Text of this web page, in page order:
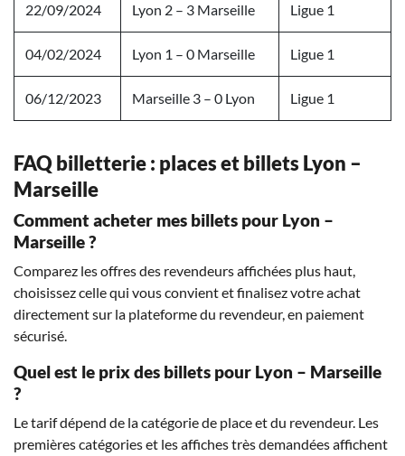
22/09/2024 Lyon 2 – 3 Marseille Ligue 1
04/02/2024 Lyon 1 – 0 Marseille Ligue 1
06/12/2023 Marseille 3 – 0 Lyon Ligue 1
FAQ billetterie : places et billets Lyon –
Marseille
Comment acheter mes billets pour Lyon –
Marseille ?
Comparez les offres des revendeurs affichées plus haut,
choisissez celle qui vous convient et finalisez votre achat
directement sur la plateforme du revendeur, en paiement
sécurisé.
Quel est le prix des billets pour Lyon – Marseille
?
Le tarif dépend de la catégorie de place et du revendeur. Les
premières catégories et les affiches très demandées affichent